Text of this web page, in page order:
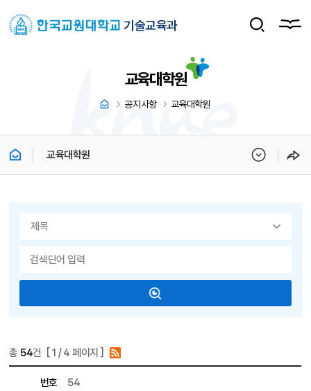
기술교육과
교육대학원
공지사항 교육대학원
교육대학원
총 54건 [1 / 4 페이지 ]
번호
54